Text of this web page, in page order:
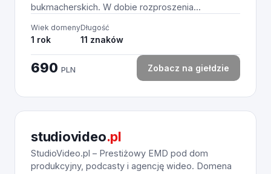
bukmacherskich. W dobie rozproszenia...
Wiek domeny
1 rok
Długość
11 znaków
690 PLN Zobacz na giełdzie
studiovideo.pl
StudioVideo.pl – Prestiżowy EMD pod dom
produkcyjny, podcasty i agencję wideo. Domena